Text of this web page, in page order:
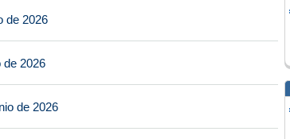
de 2026
de 2026
de 2026